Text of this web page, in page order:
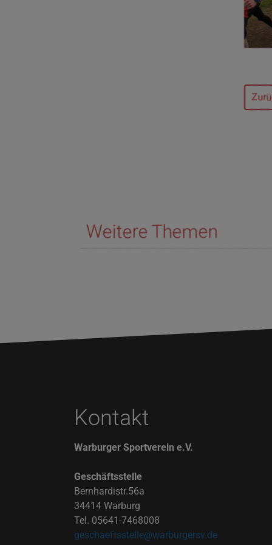
Weitere Themen
Kontakt
Warburger Sportverein e.V.
Geschäftsstelle
Bernhardistr.56a
34414 Warburg
Tel. 05641-7468008
geschaeftsstelle@warburgersv.de